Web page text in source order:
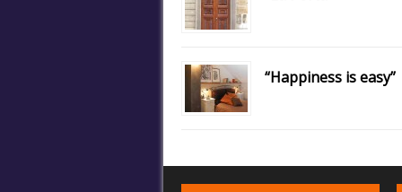
“Happiness is easy”